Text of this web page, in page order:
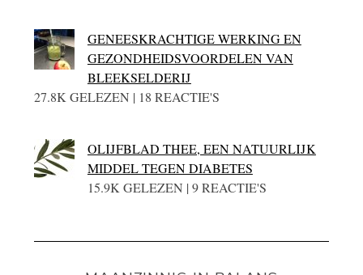
GENEESKRACHTIGE WERKING EN
GEZONDHEIDSVOORDELEN VAN
BLEEKSELDERIJ
27.8K GELEZEN | 18 REACTIE'S
OLIJFBLAD THEE, EEN NATUURLIJK
MIDDEL TEGEN DIABETES
15.9K GELEZEN | 9 REACTIE'S